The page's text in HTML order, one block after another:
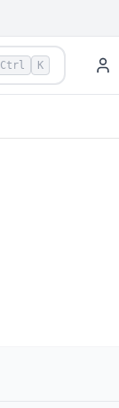
Ctrl K